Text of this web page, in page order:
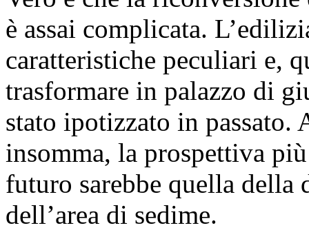
è assai complicata.
caratteristiche peculiari e,
trasformare in palazzo di
stato ipotizzato in passato.
insomma, la prospettiva
futuro sarebbe quella della
dell’area di sedime.